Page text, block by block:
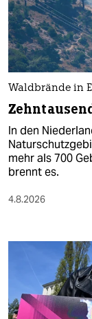
Waldbrände in
In den
mehr als 700
brennt es.
4.8.2026